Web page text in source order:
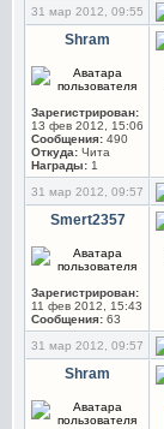
31 мар 2012, 09:55
Shram
Зарегистрирован:
13 фев 2012, 15:06
Сообщения: 490
Откуда: Чита
Награды: 1
31 мар 2012, 09:57
Smert2357
Зарегистрирован:
11 фев 2012, 15:43
Сообщения: 63
31 мар 2012, 09:57
Shram